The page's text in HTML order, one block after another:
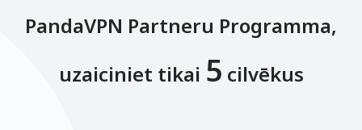
PandaVPN Partneru Programma,
uzaiciniet tikai 5 cilvēkus